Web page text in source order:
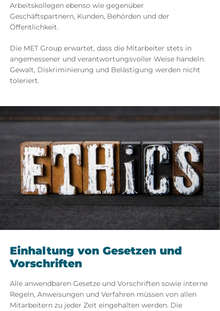
Arbeitskollegen ebenso wie gegenüber
Geschäftspartnern, Kunden, Behörden und der
Öffentlichkeit.
Die MET Group erwartet, dass die Mitarbeiter stets in
angemessener und verantwortungsvoller Weise handeln.
Gewalt, Diskriminierung und Belästigung werden nicht
toleriert.
Einhaltung von Gesetzen und
Vorschriften
Alle anwendbaren Gesetze und Vorschriften sowie interne
Regeln, Anweisungen und Verfahren müssen von allen
Mitarbeitern zu jeder Zeit eingehalten werden. Die